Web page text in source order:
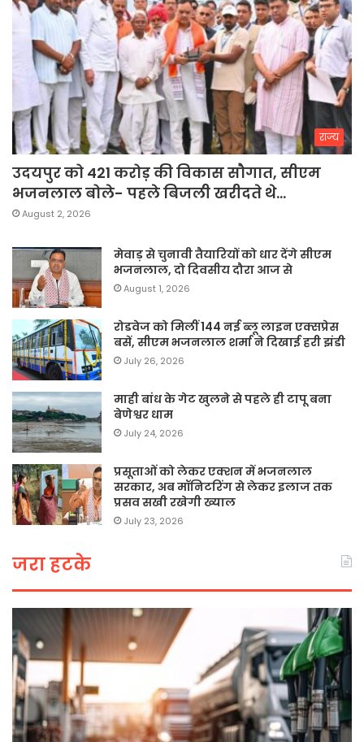
राज्य
उदयपुर को 421 करोड़ की विकास सौगात, सीएम
भजनलाल बोले- पहले बिजली खरीदते थे…
August 2, 2026
मेवाड़ से चुनावी तैयारियों को धार देंगे सीएम
भजनलाल, दो दिवसीय दौरा आज से
August 1, 2026
रोडवेज को मिलीं 144 नई ब्लू लाइन एक्सप्रेस
बसें, सीएम भजनलाल शर्मा ने दिखाई हरी झंडी
July 26, 2026
माही बांध के गेट खुलने से पहले ही टापू बना
बेणेश्वर धाम
July 24, 2026
प्रसूताओं को लेकर एक्शन में भजनलाल
सरकार, अब मॉनिटरिंग से लेकर इलाज तक
प्रसव सखी रखेगी ख्याल
July 23, 2026
जरा हटके